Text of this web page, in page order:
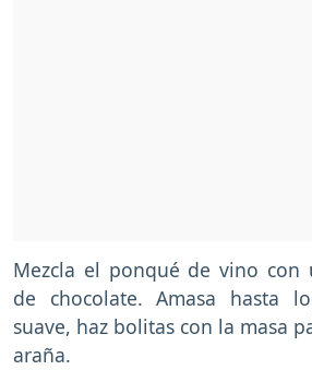
Mezcla el ponqué de vino con
de chocolate. Amasa hasta
suave, haz bolitas con la masa
araña.